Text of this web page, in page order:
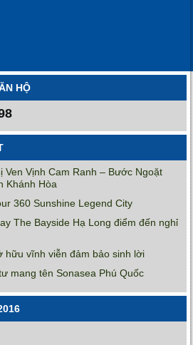
HỘ
Ven Vịnh Cam Ranh – Bước Ngoặt
Khánh Hòa
360 Sunshine Legend City
The Bayside Hạ Long điểm đến nghỉ
hữu vĩnh viễn đảm bảo sinh lời
mang tên Sonasea Phú Quốc